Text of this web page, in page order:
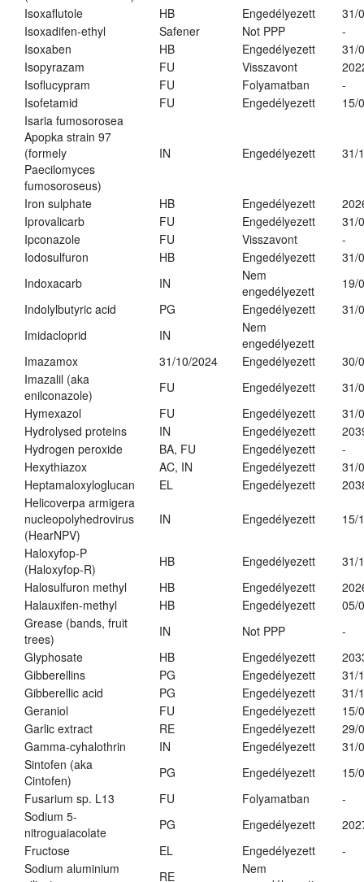
Isoxaflutole
HB Engedélyezett
31/
Isoxadifen-ethyl
Safener Not PPP
-
Isoxaben
HB Engedélyezett
31/
Isopyrazam
FU Visszavont
Isoflucypram
FU Folyamatban
-
Isofetamid
FU Engedélyezett
15/
Isaria fumosorosea
Apopka strain 97
(formely
Paecilomyces
fumosoroseus)
IN Engedélyezett 31/
Iron sulphate HB Engedélyezett
Iprovalicarb
FU Engedélyezett
31/
Ipconazole
FU Visszavont
-
Iodosulfuron
HB Engedélyezett
31/
Indoxacarb
IN
Nem
engedélyezett
19/
Indolylbutyric acid
PG Engedélyezett
31/
Imidacloprid
IN
Nem
engedélyezett
Imazamox
31/10/2024 Engedélyezett
30/
Imazalil (aka
enilconazole)
FU Engedélyezett
31/
Hymexazol
FU Engedélyezett
31/
Hydrolysed proteins
IN Engedélyezett
Hydrogen peroxide
BA, FU Engedélyezett
-
Hexythiazox
AC, IN Engedélyezett
31/
Heptamaloxyloglucan
EL Engedélyezett
Helicoverpa armigera
nucleopolyhedrovirus
(HearNPV)
IN Engedélyezett 15/
Haloxyfop-P
(Haloxyfop-R)
HB Engedélyezett
31/
Halosulfuron methyl
HB Engedélyezett
Halauxifen-methyl
HB Engedélyezett
05/
Grease (bands, fruit
trees)
IN Not PPP
-
Glyphosate
HB Engedélyezett
Gibberellins
PG Engedélyezett
31/
Gibberellic acid
PG Engedélyezett
31/
Geraniol
FU Engedélyezett
15/
Garlic extract
RE Engedélyezett
29/
Gamma-cyhalothrin
IN Engedélyezett
31/
Sintofen (aka
Cintofen)
PG Engedélyezett
15/
Fusarium sp. L13
FU Folyamatban
-
Sodium 5-
nitroguaiacolate
PG Engedélyezett
Fructose
EL Engedélyezett
-
Sodium aluminium
RE
Nem